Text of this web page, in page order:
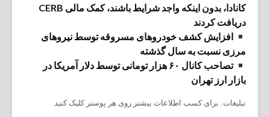
کانادا، بدون اینکه واجد شرایط باشند، کمک مالی CERB
دریافت کردند
افزایش کشف خودروهای مسروقه توسط نیروهای
مرزی نسبت به سال گذشته
تصاحب کانال ۶۰ هزار تومانی توسط دلار آمریکا در
بازار ارز تهران
تبلیغات: برای کسب اطلاعات بیشتر روی هر پوستر کلیک کنید